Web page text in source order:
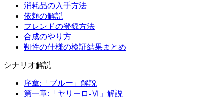
消耗品の入手方法
依頼の解説
フレンドの登録方法
合成のやり方
靭性の仕様の検証結果まとめ
シナリオ解説
序章:「ブルー」解説
第一章:「ヤリーロ-Ⅵ」解説